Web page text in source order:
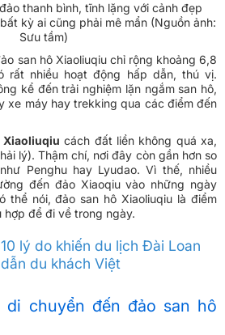
thanh bình, tĩnh lặng với cảnh đẹp
kỳ ai cũng phải mê mẩn (Nguồn ảnh:
Sưu tầm)
san hô Xiaoliuqiu chỉ rộng khoảng 6,8
rất nhiều hoạt động hấp dẫn, thú vị.
kể đến trải nghiệm lặn ngắm san hô,
xe máy hay trekking qua các điểm đến
Xiaoliuqiu cách đất liền không quá xa,
lý). Thậm chí, nơi đây còn gần hơn so
Penghu hay Lyudao. Vì thế, nhiều
đến đảo Xiaoqiu vào những ngày
thể nói, đảo san hô Xiaoliuqiu là điểm
hợp để đi về trong ngày.
10 lý do khiến du lịch Đài Loan
du khách Việt
di chuyển đến đảo san hô